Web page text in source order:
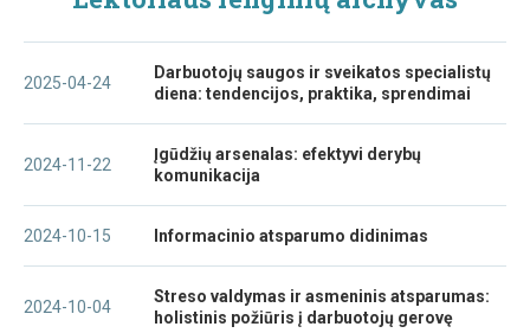
2025-04-24
Darbuotojų saugos ir sveikatos specialistų
diena: tendencijos, praktika, sprendimai
2024-11-22
Įgūdžių arsenalas: efektyvi derybų
komunikacija
2024-10-15 Informacinio atsparumo didinimas
2024-10-04
Streso valdymas ir asmeninis atsparumas:
holistinis požiūris į darbuotojų gerovę